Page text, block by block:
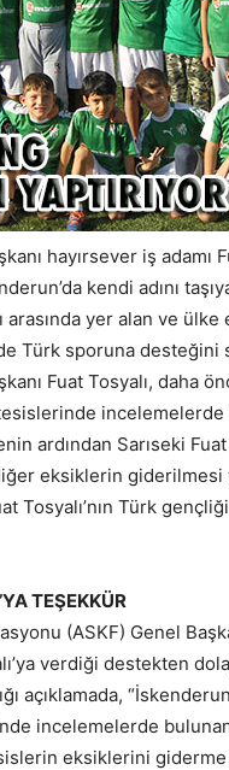
hayırsever iş adamı
kendi adını
yer alan ve ülke
Türk sporuna desteğini
Fuat Tosyalı, daha
ardından Sarıseki
eksiklerin
Tosyalı’nın Türk
TEŞEKKÜR
(ASKF) Genel
verdiği destekten
açıklamada,
incelemelerde
eksiklerini